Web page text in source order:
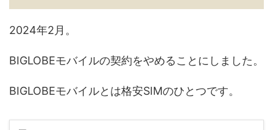
2024年2月。
BIGLOBEモバイルの契約をやめることにしました。
BIGLOBEモバイルとは格安SIMのひとつです。